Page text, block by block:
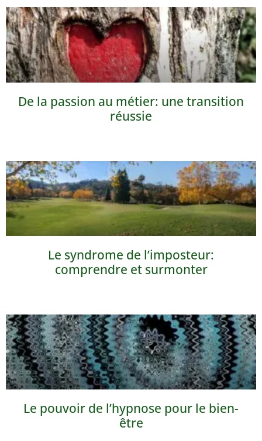
De la passion au métier: une transition
réussie
Le syndrome de l’imposteur:
comprendre et surmonter
Le pouvoir de l’hypnose pour le bien-
être